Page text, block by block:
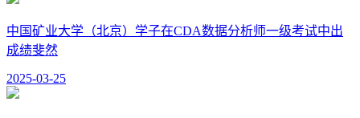
中国矿业大学（北京）学子在CDA数据分析师一级考试中出
成绩斐然
2025-03-25